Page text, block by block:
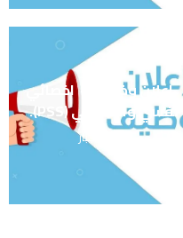
اعلان وظيفة – اخصائي
نفسي واجتماعي (PSS).
آخر الأخبار